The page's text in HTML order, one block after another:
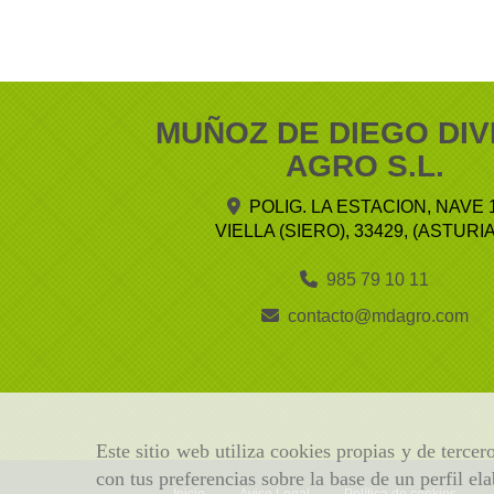
Este sitio web utiliza cookies propias y de
con tus preferencias sobre la base de un perfil
MUÑOZ DE DIEGO
AGRO S.L.
POLIG. LA ESTACION, NAVE
VIELLA (SIERO),33429,
985 79 10 11
contacto
mdagro.com